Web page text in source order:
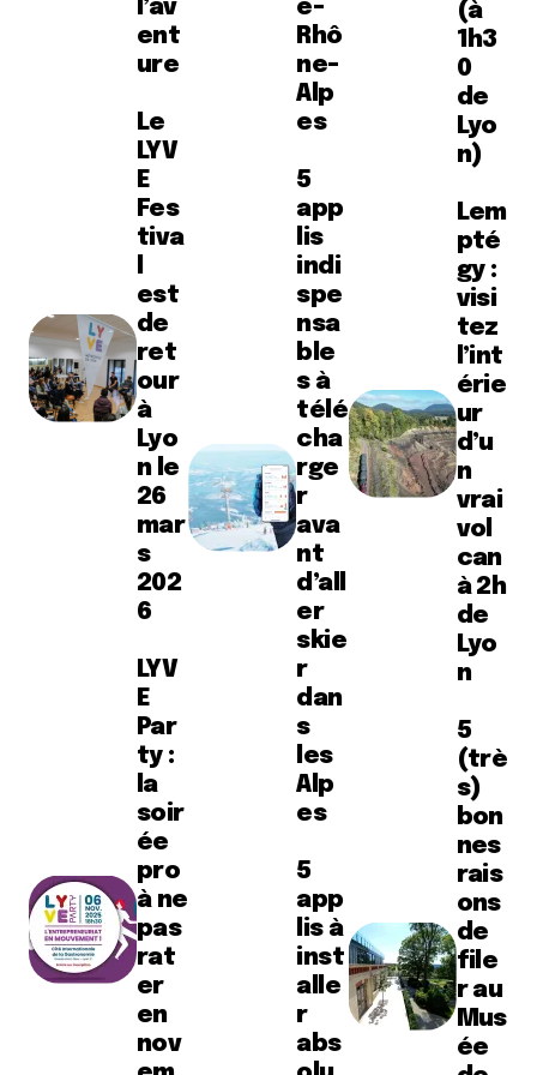
l’av
ent
ure
Le
LYV
E
Fes
tiva
est
de
ret
our
à
Lyo
n le
26
mar
s
202
6
LYV
E
Par
ty :
la
soir
ée
pro
à ne
pas
rat
er
en
nov
e-
Rhô
ne-
Alp
es
5
app
lis
indi
spe
nsa
ble
s à
télé
cha
rge
r
ava
nt
d’all
er
skie
r
dan
s
les
Alp
es
5
app
lis à
inst
alle
r
abs
(à
1h3
0
de
Lyo
n)
Lem
pté
gy :
visi
tez
l’int
érie
ur
d’u
n
vrai
vol
can
à 2h
de
Lyo
n
5
(trè
s)
bon
nes
rais
ons
de
file
r au
Mus
ée